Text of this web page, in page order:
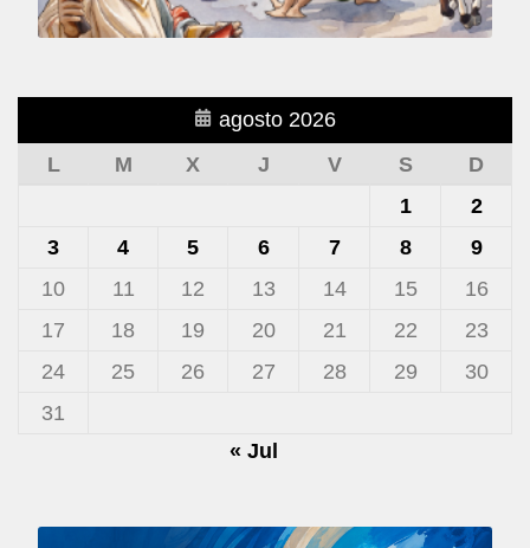
agosto 2026
L
M X J V S
D
1
2
3
4 5 6 7 8
9
10
11 12 13 14 15
16
17
18 19 20 21 22
23
24
25 26 27 28 29
30
31
« Jul